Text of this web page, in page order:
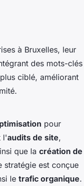
à Bruxelles, leur
des mots-clés
ciblé, améliorant
pour
l'audits de site,
que la création de
stratégie est conçue
le trafic organique.